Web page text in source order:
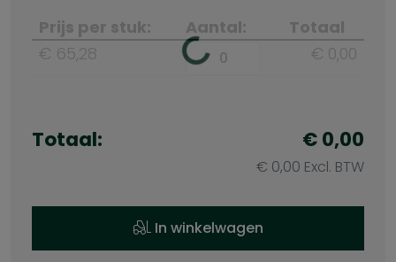
Prijs per stuk: Aantal:
Totaal
€ 65,28
€ 0,00
Totaal: € 0,00
€ 0,00 Excl. BTW
In winkelwagen